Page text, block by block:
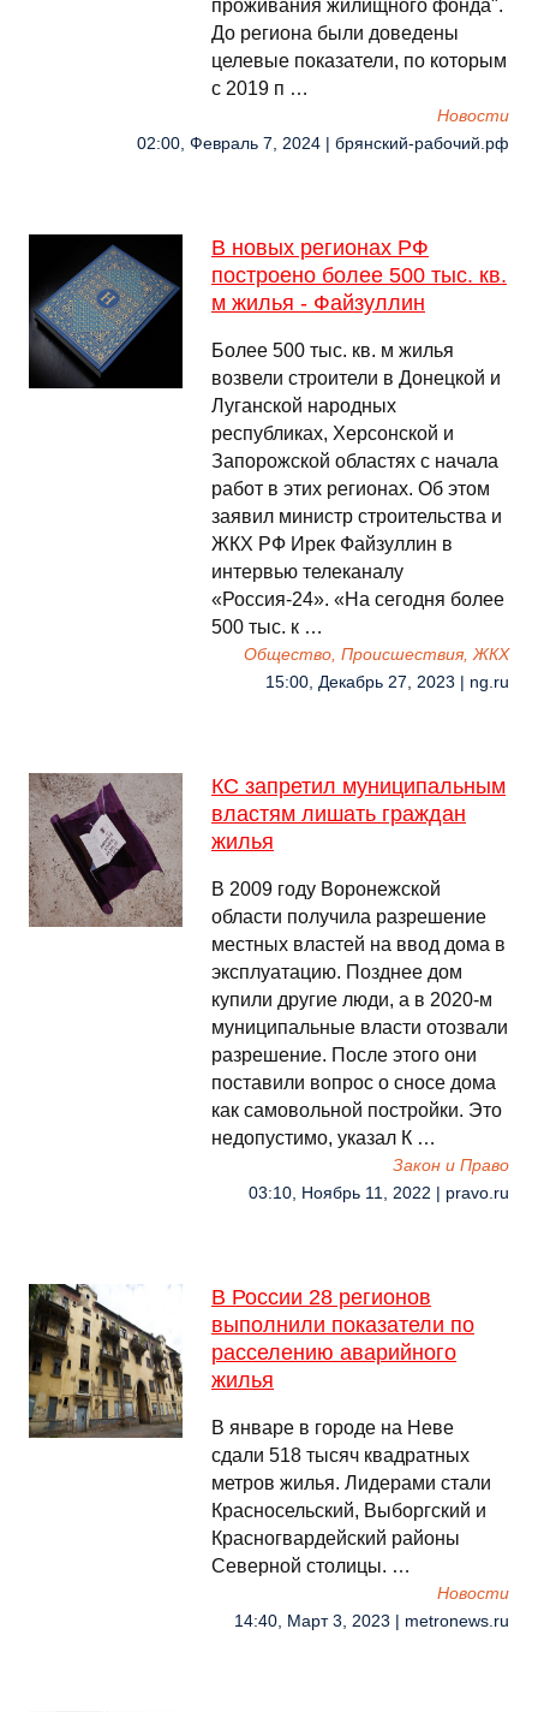
проживания жилищного фонда".
До региона были доведены
целевые показатели, по которым
с 2019 п …
Новости
02:00, Февраль 7, 2024 | брянский-рабочий.рф
В новых регионах РФ
построено более 500 тыс. кв.
м жилья - Файзуллин
Более 500 тыс. кв. м жилья
возвели строители в Донецкой и
Луганской народных
республиках, Херсонской и
Запорожской областях с начала
работ в этих регионах. Об этом
заявил министр строительства и
ЖКХ РФ Ирек Файзуллин в
интервью телеканалу
«Россия-24». «На сегодня более
500 тыс. к …
Общество, Происшествия, ЖКХ
15:00, Декабрь 27, 2023 | ng.ru
КС запретил муниципальным
властям лишать граждан
жилья
В 2009 году Воронежской
области получила разрешение
местных властей на ввод дома в
эксплуатацию. Позднее дом
купили другие люди, а в 2020-м
муниципальные власти отозвали
разрешение. После этого они
поставили вопрос о сносе дома
как самовольной постройки. Это
недопустимо, указал К …
Закон и Право
03:10, Ноябрь 11, 2022 | pravo.ru
В России 28 регионов
выполнили показатели по
расселению аварийного
жилья
В январе в городе на Неве
сдали 518 тысяч квадратных
метров жилья. Лидерами стали
Красносельский, Выборгский и
Красногвардейский районы
Северной столицы. …
Новости
14:40, Март 3, 2023 | metronews.ru